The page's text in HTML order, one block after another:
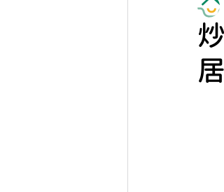
家居生活小貼